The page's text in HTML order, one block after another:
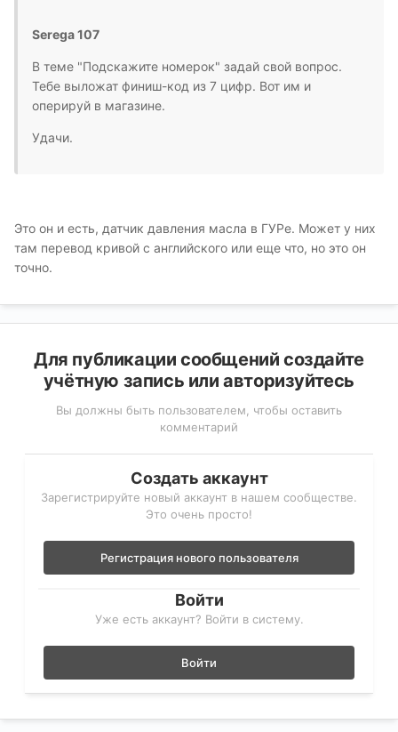
Serega 107
В теме "Подскажите номерок" задай свой вопрос.
Тебе выложат финиш-код из 7 цифр. Вот им и
оперируй в магазине.
Удачи.
Это он и есть, датчик давления масла в ГУРе. Может у них
там перевод кривой с английского или еще что, но это он
точно.
Для публикации сообщений создайте
учётную запись или авторизуйтесь
Вы должны быть пользователем, чтобы оставить
комментарий
Создать аккаунт
Зарегистрируйте новый аккаунт в нашем сообществе.
Это очень просто!
Регистрация нового пользователя
Войти
Уже есть аккаунт? Войти в систему.
Войти